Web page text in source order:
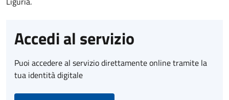
Accedi al servizio
Puoi accedere al servizio direttamente online tramite la
tua identità digitale